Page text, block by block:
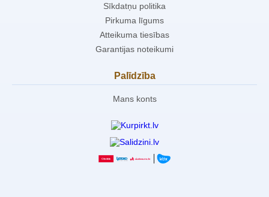
Sīkdatņu politika
Pirkuma līgums
Atteikuma tiesības
Garantijas noteikumi
Palīdzība
Mans konts